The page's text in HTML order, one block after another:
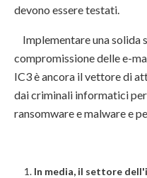
devono essere testati.
Implementare una solida
compromissione delle e-
IC3 è ancora il vettore di
dai criminali informatici
ransomware e malware e
In media, il settore